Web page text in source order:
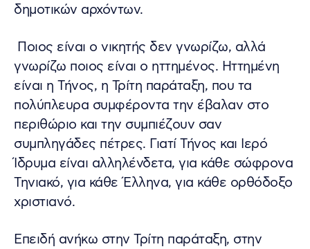
δημοτικών αρχόντων.
Ποιος είναι ο νικητής δεν γνωρίζω, αλλά
γνωρίζω ποιος είναι ο ηττημένος. Ηττημένη
είναι η Τήνος, η Τρίτη παράταξη, που τα
πολύπλευρα συμφέροντα την έβαλαν στο
περιθώριο και την συμπιέζουν σαν
συμπληγάδες πέτρες. Γιατί Τήνος και Ιερό
Ίδρυμα είναι αλληλένδετα, για κάθε σώφρονα
Τηνιακό, για κάθε Έλληνα, για κάθε ορθόδοξο
χριστιανό.
Επειδή ανήκω στην Τρίτη παράταξη, στην